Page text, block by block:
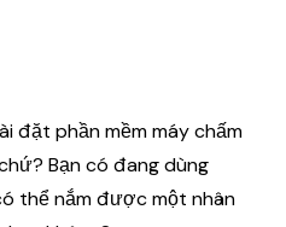
đặt phần mềm máy chấm
Bạn có đang dùng
thể nắm được một nhân